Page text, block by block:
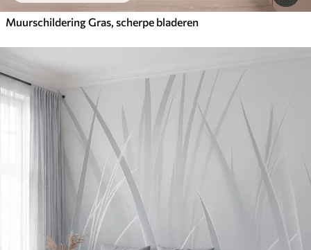
Muurschildering Gras, scherpe bladeren